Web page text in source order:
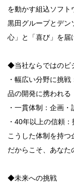
を動かす組込ソフト
黒田グループとデン
心」と「喜び」を届
◆当社ならではのビ
・幅広い分野に挑
品の開発に携われる
・一貫体制：企画
・40年以上の信頼
こうした体制を持つ
だからこそ、あなた
◆未来への挑戦